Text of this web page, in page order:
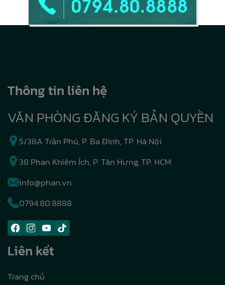
Thông tin liên hệ
VĂN PHÒNG ĐĂNG KÝ BẢN QUYỀN
5/38A Trần Phú, P. Ba Đình, TP. Hà Nội
38 Phan Khiêm Ích, P. Tân Hưng, TP. HCM
info@phan.vn
0794.80.8888
Liên kết
Trang chủ